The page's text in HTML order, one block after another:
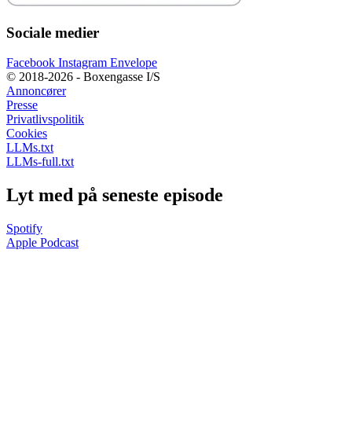
Sociale medier
Facebook Instagram Envelope
© 2018-2026 - Boxengasse I/S
Annoncører
Presse
Privatlivspolitik
Cookies
LLMs.txt
LLMs-full.txt
Lyt med på seneste episode
Spotify
Apple Podcast